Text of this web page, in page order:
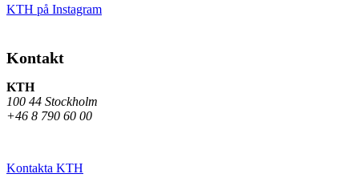
KTH på Instagram
Kontakt
KTH
100 44 Stockholm
+46 8 790 60 00
Kontakta KTH